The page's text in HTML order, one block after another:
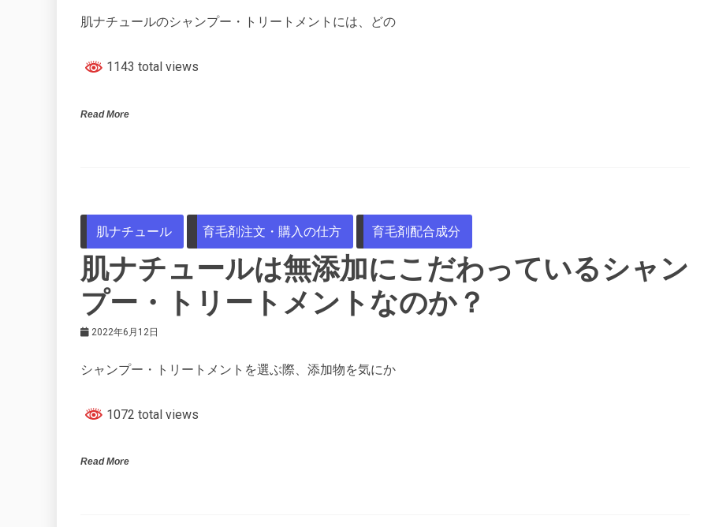
肌ナチュールのシャンプー・トリートメントには、どの
1143 total views
Read More
肌ナチュール 育毛剤注文・購入の仕方 育毛剤配合成分
肌ナチュールは無添加にこだわっているシャン
プー・トリートメントなのか？
2022年6月12日
シャンプー・トリートメントを選ぶ際、添加物を気にか
1072 total views
Read More